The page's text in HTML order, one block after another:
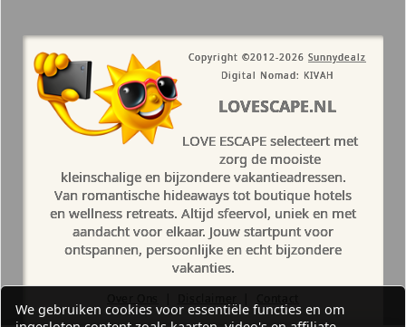
Copyright ©2012-2026 Sunnydealz
Digital Nomad: KIVAH
LOVESCAPE.NL
LOVE ESCAPE selecteert met
zorg de mooiste
kleinschalige en bijzondere vakantieadressen.
Van romantische hideaways tot boutique hotels
en wellness retreats. Altijd sfeervol, uniek en met
aandacht voor elkaar. Jouw startpunt voor
ontspannen, persoonlijke en echt bijzondere
vakanties.
We gebruiken cookies voor essentiële functies en om